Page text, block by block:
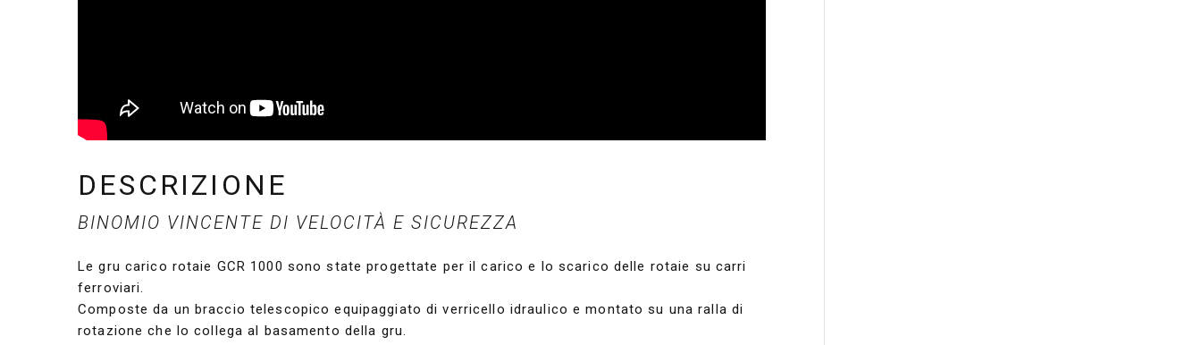
DESCRIZIONE
BINOMIO VINCENTE DI VELOCITÀ E SICUREZZA
Le gru carico rotaie GCR 1000 sono state progettate per il carico e lo scarico delle rotaie su carri
ferroviari.
Composte da un braccio telescopico equipaggiato di verricello idraulico e montato su una ralla di
rotazione che lo collega al basamento della gru.